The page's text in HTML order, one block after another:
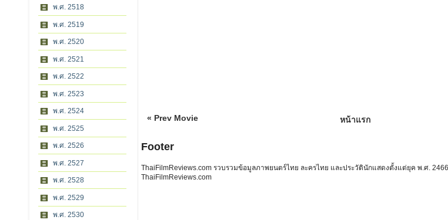
พ.ศ. 2518
พ.ศ. 2519
พ.ศ. 2520
พ.ศ. 2521
พ.ศ. 2522
พ.ศ. 2523
พ.ศ. 2524
พ.ศ. 2525
พ.ศ. 2526
พ.ศ. 2527
พ.ศ. 2528
พ.ศ. 2529
พ.ศ. 2530
« Prev Movie หน้าแรก
Footer
ThaiFilmReviews.com รวบรวมข้อมูลภาพยนตร์ไทย ละครไทย และประวัตินักแสดงตั้งแต่ยุค พ.ศ.
ThaiFilmReviews.com